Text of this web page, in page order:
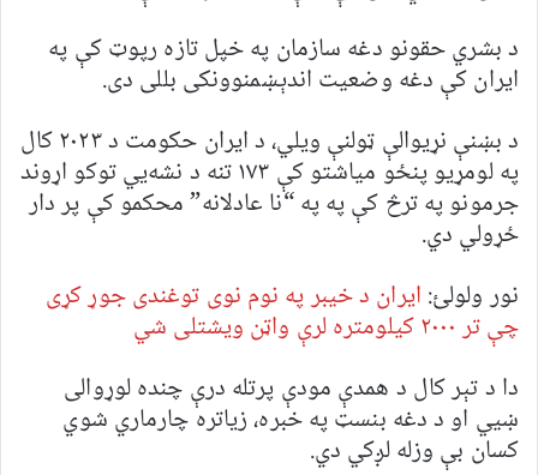
د بشري حقونو دغه سازمان په خپل تازه رپوټ کې په
ایران کې دغه وضعیت اندېښمنوونکی بللی دی.
د بښنې نړیوالې ټولنې ویلي، د ایران حکومت د ۲۰۲۳ کال
په لومړیو پنځو میاشتو کې ۱۷۳ تنه د نشه‌يي توکو اړوند
جرمونو په ترڅ کې په په “نا عادلانه” محکمو کې پر دار
ځړولي دي.
نور ولولئ: ایران د خیبر په نوم نوی توغندی جوړ کړی
چې تر ۲۰۰۰ کیلومتره لرې واټن ویشتلی شي
دا د تېر کال د همدې مودې پرتله درې چنده لوړوالی
ښيي او د دغه بنسټ په خبره، زیاتره چارماري شوي
کسان بې وزله لږکي دي.